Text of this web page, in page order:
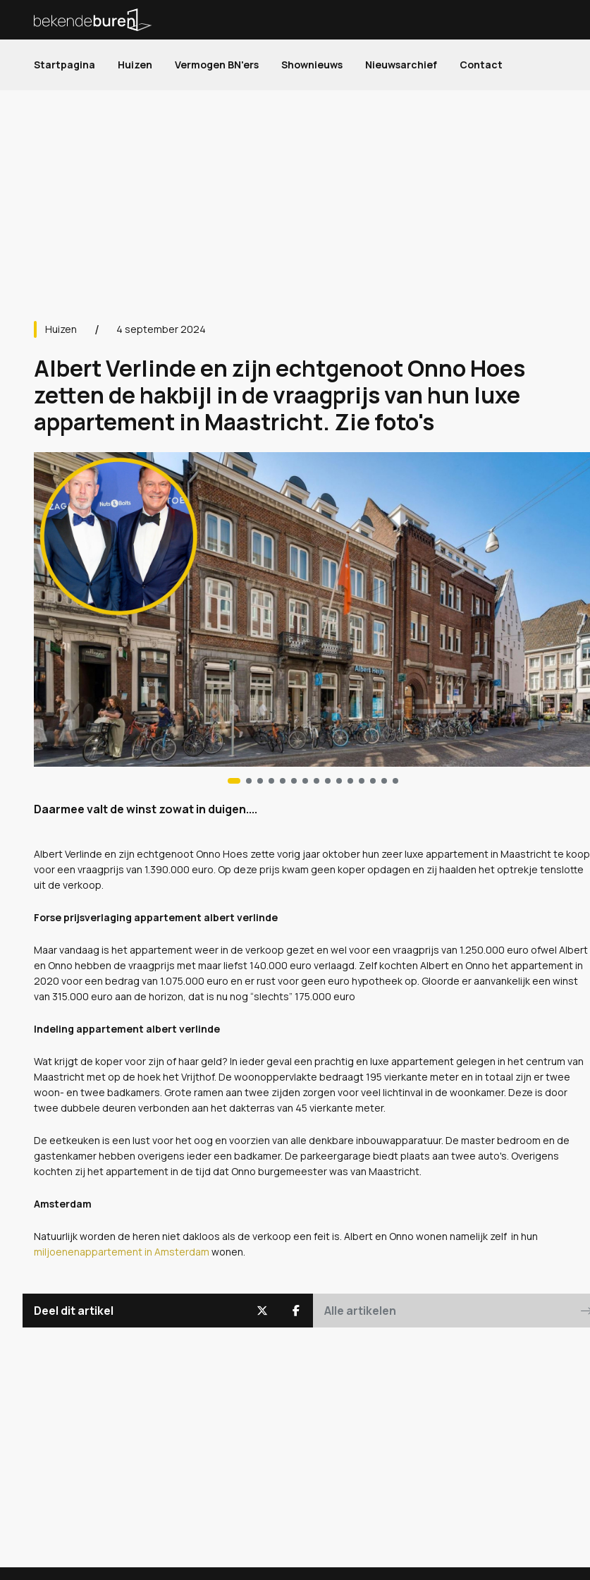
Startpagina Huizen Vermogen BN'ers Shownieuws Nieuwsarchief Contact
Huizen 4 september 2024
Albert Verlinde en zijn echtgenoot Onno Hoes
zetten de hakbijl in de vraagprijs van hun luxe
appartement in Maastricht. Zie foto's
Daarmee valt de winst zowat in duigen....
Albert Verlinde en zijn echtgenoot Onno Hoes zette vorig jaar oktober hun zeer luxe appartement in Maastricht te koop
voor een vraagprijs van 1.390.000 euro. Op deze prijs kwam geen koper opdagen en zij haalden het optrekje tenslotte
uit de verkoop.
Forse prijsverlaging appartement albert verlinde
Maar vandaag is het appartement weer in de verkoop gezet en wel voor een vraagprijs van 1.250.000 euro ofwel Albert
en Onno hebben de vraagprijs met maar liefst 140.000 euro verlaagd. Zelf kochten Albert en Onno het appartement in
2020 voor een bedrag van 1.075.000 euro en er rust voor geen euro hypotheek op. Gloorde er aanvankelijk een winst
van 315.000 euro aan de horizon, dat is nu nog “slechts” 175.000 euro
Indeling appartement albert verlinde
Wat krijgt de koper voor zijn of haar geld? In ieder geval een prachtig en luxe appartement gelegen in het centrum van
Maastricht met op de hoek het Vrijthof. De woonoppervlakte bedraagt 195 vierkante meter en in totaal zijn er twee
woon- en twee badkamers. Grote ramen aan twee zijden zorgen voor veel lichtinval in de woonkamer. Deze is door
twee dubbele deuren verbonden aan het dakterras van 45 vierkante meter.
De eetkeuken is een lust voor het oog en voorzien van alle denkbare inbouwapparatuur. De master bedroom en de
gastenkamer hebben overigens ieder een badkamer. De parkeergarage biedt plaats aan twee auto's. Overigens
kochten zij het appartement in de tijd dat Onno burgemeester was van Maastricht.
Amsterdam
Natuurlijk worden de heren niet dakloos als de verkoop een feit is. Albert en Onno wonen namelijk zelf in hun
miljoenenappartement in Amsterdam wonen.
Deel dit artikel Alle artikelen